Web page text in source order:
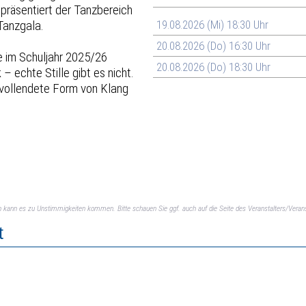
der Tanzbereich
im Schuljahr 2025/26
echte Stille gibt es nicht.
Form von Klang
19.08.2026 (Mi) 18:30 Uhr
20.08.2026 (Do) 16:30 Uhr
20.08.2026 (Do) 18:30 Uhr
es zu Unstimmigkeiten kommen. Bitte schauen Sie ggf. auch auf die Seite des Veranstalters/